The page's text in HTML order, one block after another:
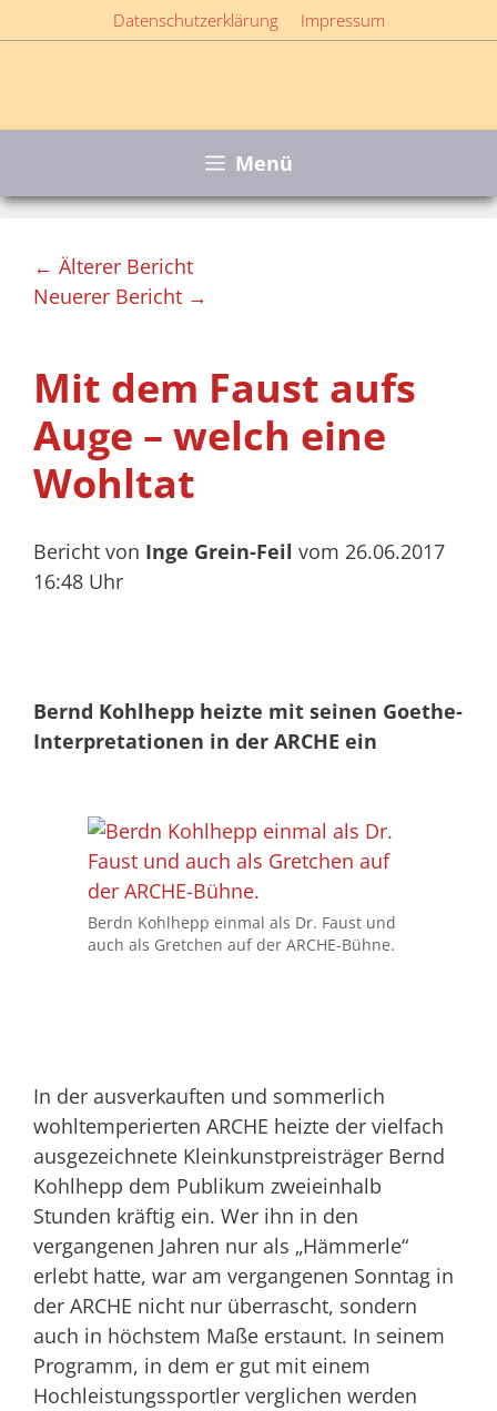
Inhalt
Datenschutzerklärung Impressum
Menü
← Älterer Bericht
Neuerer Bericht →
Mit dem Faust aufs
Auge – welch eine
Wohltat
Bericht von Inge Grein-Feil vom 26.06.2017
16:48 Uhr
Bernd Kohlhepp heizte mit seinen Goethe-
Interpretationen in der ARCHE ein
Berdn Kohlhepp einmal als Dr. Faust und
auch als Gretchen auf der ARCHE-Bühne.
In der ausverkauften und sommerlich
wohltemperierten ARCHE heizte der vielfach
ausgezeichnete Kleinkunstpreisträger Bernd
Kohlhepp dem Publikum zweieinhalb
Stunden kräftig ein. Wer ihn in den
vergangenen Jahren nur als „Hämmerle“
erlebt hatte, war am vergangenen Sonntag in
der ARCHE nicht nur überrascht, sondern
auch in höchstem Maße erstaunt. In seinem
Programm, in dem er gut mit einem
Hochleistungssportler verglichen werden